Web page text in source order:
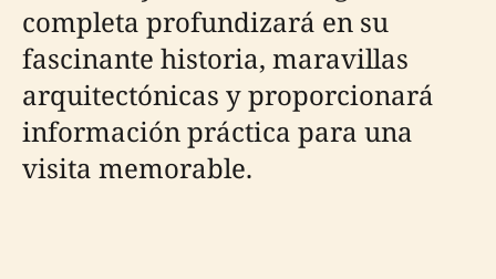
completa profundizará en su
fascinante historia, maravillas
arquitectónicas y proporcionará
información práctica para una
visita memorable.